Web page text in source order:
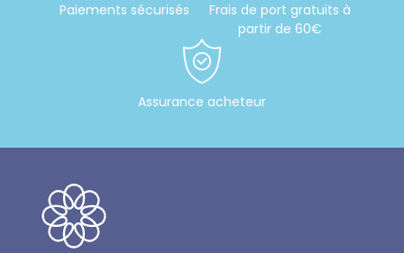
Paiements sécurisés
Frais de port gratuits à
partir de 60€
Assurance acheteur